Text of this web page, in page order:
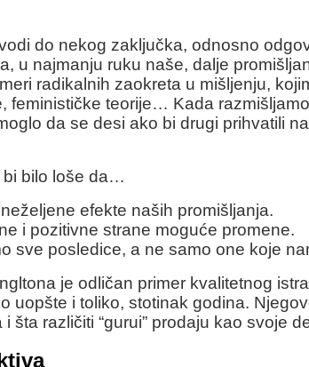
do nekog zaključka, odnosno
u najmanju ruku naše, dalje
radikalnih zaokreta u mišljenju,
feminističke teorije… Kada
da se desi ako bi drugi prihvatili
bi bilo loše da…
efekte naših promišljanja.
i pozitivne strane moguće promene.
sve posledice, a ne samo one koje
je odličan primer kvalitetnog
uopšte i toliko, stotinak godina.
šta različiti “gurui” prodaju kao svoje